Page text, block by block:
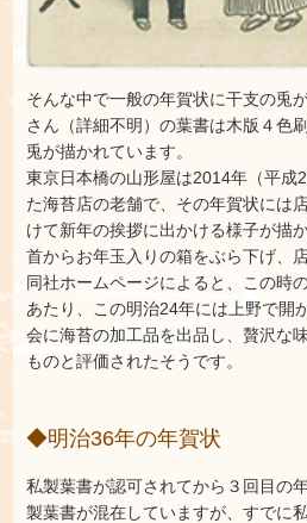
そんな中で一般の年賀状に干支の兎
さん（詳細不明）の葉書は木版４色
兎が描かれています。
東京日本橋の山形屋は2014年（平成
た海苔店の老舗で、その年賀状には
けて新年の挨拶に出かける様子が描
首からお年玉入りの箱をぶら下げ、
同社ホームページによると、この時
あたり、この明治24年には上野で開
会に海苔の加工品を出品し、贅沢な
ものと評価されたそうです。
◆明治36年の年賀状
私製葉書が認可されてから３回目の
製葉書が混在していますが、すでに